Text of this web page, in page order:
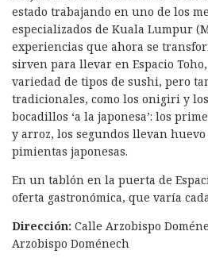
estado trabajando en uno de los
especializados de Kuala Lumpur
experiencias que ahora se
sirven para llevar en Espacio
variedad de tipos de sushi, pero
tradicionales, como los onigiri y
bocadillos ‘a la japonesa’: los
y arroz, los segundos llevan
pimientas japonesas.
En un tablón en la puerta de
oferta gastronómica, que varía
Dirección: Calle Arzobispo
Arzobispo Doménech